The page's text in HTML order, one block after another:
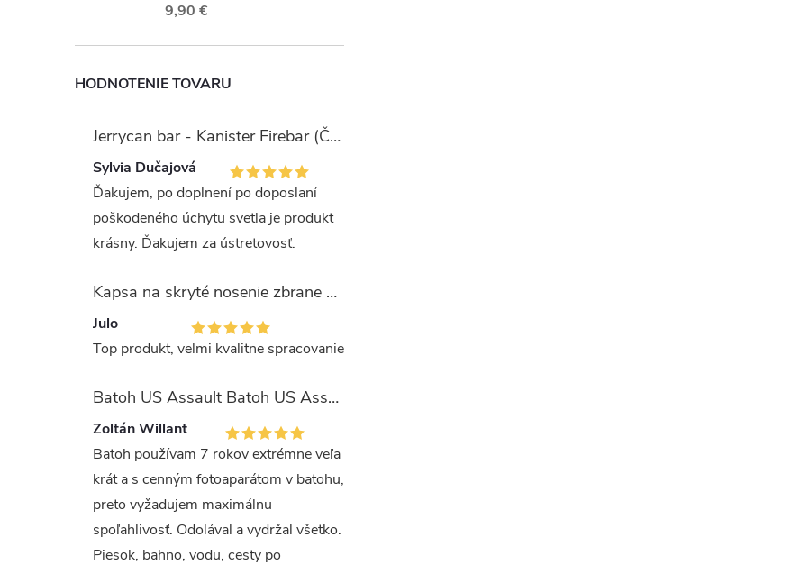
9,90 €
HODNOTENIE TOVARU
Jerrycan bar - Kanister Firebar (Červený)
Sylvia Dučajová
Ďakujem, po doplnení po doposlaní
poškodeného úchytu svetla je produkt
krásny. Ďakujem za ústretovosť.
Kapsa na skryté nosenie zbrane OLIVA (veľkosť Glock 17/19)
Julo
Top produkt, velmi kvalitne spracovanie
Batoh US Assault Batoh US Assault "LASER CUT" 36l MULTIT.
Zoltán Willant
Batoh používam 7 rokov extrémne veľa
krát a s cenným fotoaparátom v batohu,
preto vyžadujem maximálnu
spoľahlivosť. Odolával a vydržal všetko.
Piesok, bahno, vodu, cesty po